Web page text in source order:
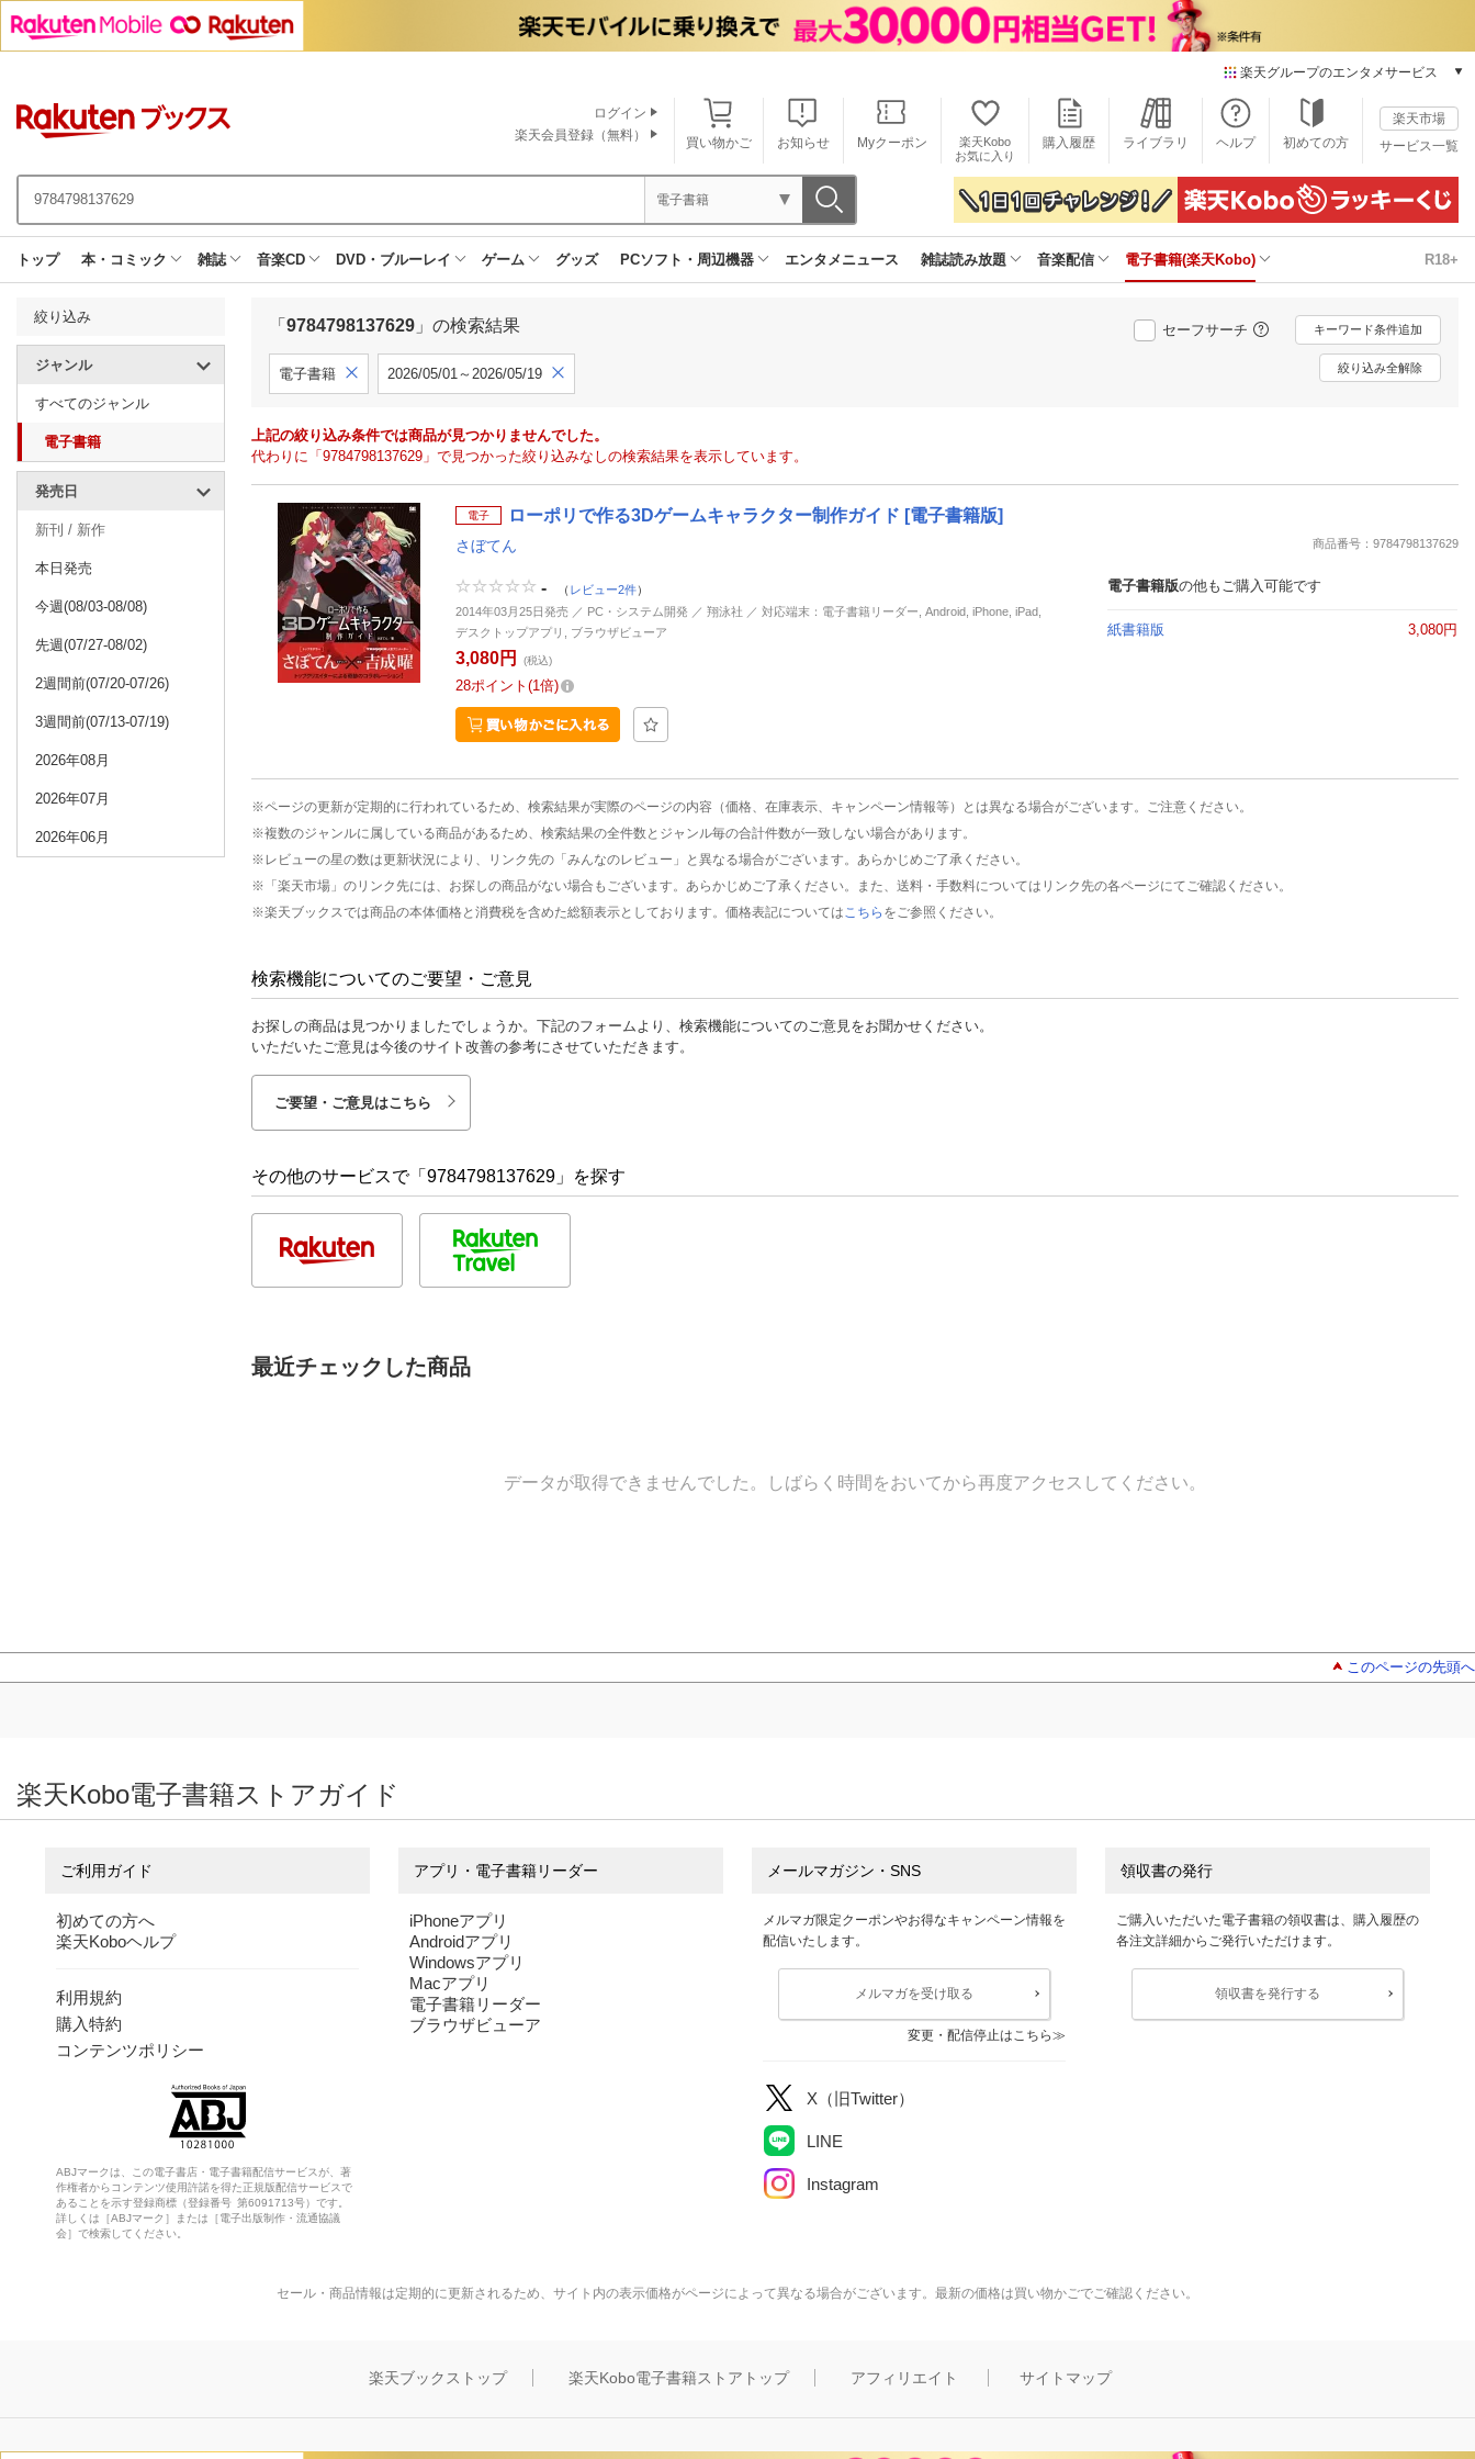
楽天グループのエンタメサービス
本/ゲーム/CD/DVD
楽天ブックス
電子書籍
楽天Kobo
雑誌読み放題
楽天ミュージック
動画配信
楽天TV
動画配信ガイド
推し楽
買い物かご お知らせ Myクーポン
楽天Kobo
お気に入り
購入履歴 ライブラリ ヘルプ 初めての方
楽天市場
サービス一覧
ログイン
楽天会員登録（無料）
電子書籍
トップ 本・コミック 雑誌 音楽CD DVD・ブルーレイ ゲーム グッズ PCソフト・周辺機器 エンタメニュース 雑誌読み放題 音楽配信 電子書籍(楽天Kobo) R18+
絞り込み
ジャンル
すべてのジャンル
電子書籍
発売日
新刊 / 新作
本日発売
今週(08/03-08/08)
先週(07/27-08/02)
2週間前(07/20-07/26)
3週間前(07/13-07/19)
2026年08月
2026年07月
2026年06月
「 9784798137629 」の検索結果 セーフサーチ キーワード条件追加
電子書籍 2026/05/01～2026/05/19 絞り込み全解除
上記の絞り込み条件では商品が見つかりませんでした。
代わりに「9784798137629」で見つかった絞り込みなしの検索結果を表示しています。
電子 ローポリで作る3Dゲームキャラクター制作ガイド [電子書籍版]
さぼてん 商品番号：9784798137629
- （ レビュー2件）
2014年03月25日発売 ／ PC・システム開発 ／ 翔泳社 ／ 対応端末：電子書籍リーダー, Android, iPhone, iPad,
デスクトップアプリ, ブラウザビューア
3,080円 (税込)
28ポイント 1倍
電子書籍版の他もご購入可能です
紙書籍版 3,080円
※ページの更新が定期的に行われているため、検索結果が実際のページの内容（価格、在庫表示、キャンペーン情報等）とは異なる場合がございます。ご注意ください。
※複数のジャンルに属している商品があるため、検索結果の全件数とジャンル毎の合計件数が一致しない場合があります。
※レビューの星の数は更新状況により、リンク先の「みんなのレビュー」と異なる場合がございます。あらかじめご了承ください。
※「楽天市場」のリンク先には、お探しの商品がない場合もございます。あらかじめご了承ください。また、送料・手数料についてはリンク先の各ページにてご確認ください。
※楽天ブックスでは商品の本体価格と消費税を含めた総額表示としております。価格表記については こちら をご参照ください。
検索機能についてのご要望・ご意見
お探しの商品は見つかりましたでしょうか。下記のフォームより、検索機能についてのご意見をお聞かせください。
いただいたご意見は今後のサイト改善の参考にさせていただきます。
ご要望・ご意見はこちら
その他のサービスで「9784798137629」を探す
最近チェックした商品
データが取得できませんでした。しばらく時間をおいてから再度アクセスしてください。
このページの先頭へ
楽天Kobo電子書籍ストアガイド
ご利用ガイド
初めての方へ
楽天Koboヘルプ
利用規約
購入特約
コンテンツポリシー
ABJマークは、この電子書店・電子書籍配信サービスが、著
作権者からコンテンツ使用許諾を得た正規版配信サービスで
あることを示す登録商標（登録番号 第6091713号）です。
詳しくは［ABJマーク］または［電子出版制作・流通協議
会］で検索してください。
アプリ・電子書籍リーダー
iPhoneアプリ
Androidアプリ
Windowsアプリ
Macアプリ
電子書籍リーダー
ブラウザビューア
メールマガジン・SNS
メルマガ限定クーポンやお得なキャンペーン情報を
配信いたします。
メルマガを受け取る
変更・配信停止はこちら
X（旧Twitter）
LINE
Instagram
領収書の発行
ご購入いただいた電子書籍の領収書は、購入履歴の
各注文詳細からご発行いただけます。
領収書を発行する
セール・商品情報は定期的に更新されるため、サイト内の表示価格がページによって異なる場合がございます。最新の価格は買い物かごでご確認ください。
楽天ブックストップ 楽天Kobo電子書籍ストアトップ アフィリエイト サイトマップ